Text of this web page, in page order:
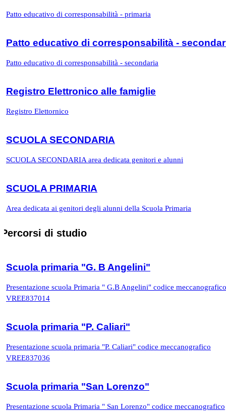
Patto educativo di corresponsabilità - primaria
Patto educativo di corresponsabilità -
Patto educativo di corresponsabilità - secondaria
Registro Elettronico alle famiglie
Registro Elettornico
SCUOLA SECONDARIA
SCUOLA SECONDARIA area dedicata genitori e alunni
SCUOLA PRIMARIA
Area dedicata ai genitori degli alunni della Scuola Primaria
Percorsi di studio
Scuola primaria "G. B Angelini"
Presentazione scuola Primaria " G.B Angelini" codice meccanografico
VREE837014
Scuola primaria "P. Caliari"
Presentazione scuola primaria "P. Caliari" codice meccanografico
VREE837036
Scuola primaria "San Lorenzo"
Presentazione scuola Primaria " San Lorenzo" codice meccanografico